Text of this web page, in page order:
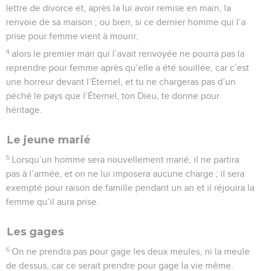
lettre de divorce et, après la lui avoir remise en main, la
renvoie de sa maison ; ou bien, si ce dernier homme qui l’a
prise pour femme vient à mourir,
4 alors le premier mari qui l’avait renvoyée ne pourra pas la
reprendre pour femme après qu’elle a été souillée, car c’est
une horreur devant l’Éternel, et tu ne chargeras pas d’un
péché le pays que l’Éternel, ton Dieu, te donne pour
héritage.
Le jeune marié
5 Lorsqu’un homme sera nouvellement marié, il ne partira
pas à l’armée, et on ne lui imposera aucune charge ; il sera
exempté pour raison de famille pendant un an et il réjouira la
femme qu’il aura prise.
Les gages
6 On ne prendra pas pour gage les deux meules, ni la meule
de dessus, car ce serait prendre pour gage la vie même.